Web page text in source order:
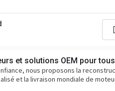
et solutions OEM pour
nous proposons la
et la livraison mondiale de